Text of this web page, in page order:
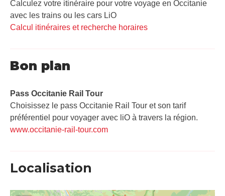
Calculez votre itinéraire pour votre voyage en Occitanie
avec les trains ou les cars LiO
Calcul itinéraires et recherche horaires
Bon plan
Pass Occitanie Rail Tour​
Choisissez le pass Occitanie Rail Tour et son tarif
préférentiel pour voyager avec liO à travers la région.
www.occitanie-rail-tour.com
Localisation